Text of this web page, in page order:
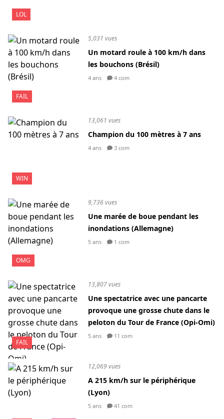
LOL
FAIL
5,031 vues
Un motard roule à 100 km/h dans
les bouchons (Brésil)
4 ans 4 com
WIN
13,061 vues
Champion du 100 mètres à 7 ans
4 ans 3 com
OMG
9,736 vues
Une marée de boue pendant les
inondations (Allemagne)
5 ans 1 com
FAIL
13,807 vues
Une spectatrice avec une pancarte
provoque une grosse chute dans le
peloton du Tour de France (Opi-Omi)
5 ans 11 com
12,069 vues
A 215 km/h sur le périphérique
(Lyon)
5 ans 41 com